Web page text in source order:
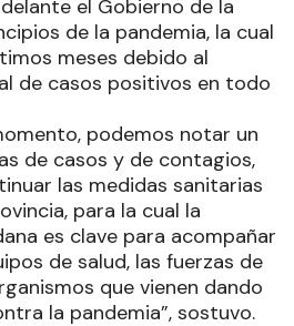
el Gobierno de la
de la pandemia, la cual
meses debido al
de casos positivos en todo
podemos notar un
de casos y de contagios,
las medidas sanitarias
para la cual la
es clave para acompañar
de salud, las fuerzas de
que vienen dando
la pandemia”, sostuvo.